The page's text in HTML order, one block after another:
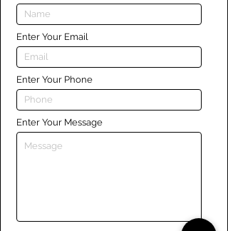
Enter Your Email
Enter Your Phone
Enter Your Message